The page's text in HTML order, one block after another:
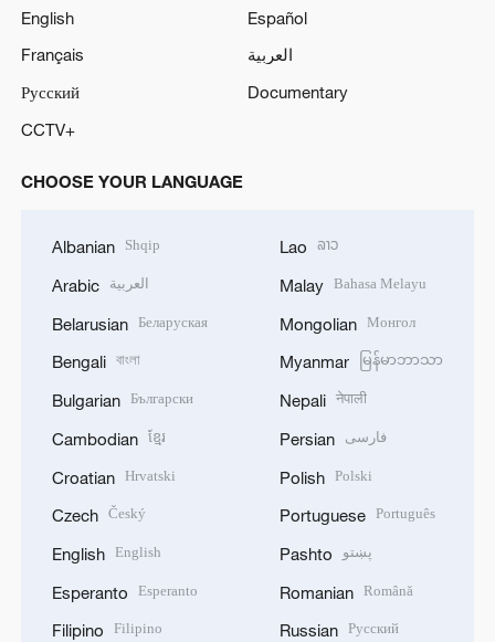
English
Español
Français
العربية
Русский
Documentary
CCTV+
CHOOSE YOUR LANGUAGE
Albanian Shqip
Arabic العربية
Belarusian Беларуская
Bengali বাংলা
Bulgarian Български
Cambodian ខ្មែរ
Croatian Hrvatski
Czech Český
English English
Esperanto Esperanto
Filipino Filipino
Lao ລາວ
Malay Bahasa Melayu
Mongolian Монгол
Myanmar မြန်မာဘာသာ
Nepali नेपाली
Persian فارسی
Polish Polski
Portuguese Português
Pashto پښتو
Romanian Română
Russian Русский